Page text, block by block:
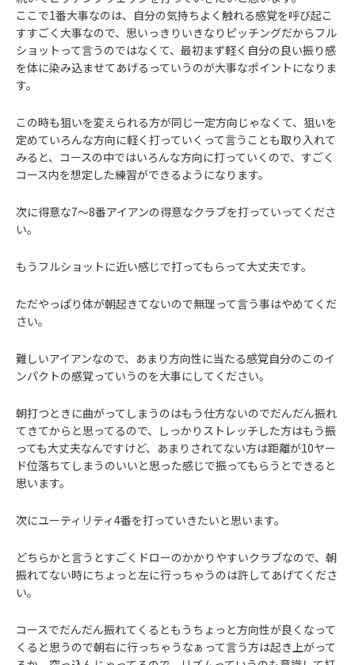
ここで1番大事なのは、自分の気持ちよく触れる感覚を呼び起こ
すすごく大事なので、思いっきりいきなりピッチングだからフル
ショットって言うのではなくて、最初まず軽く自分の良い振り感
を体に染み込ませてあげるっていうのが大事なポイントになりま
す。
この時も狙いを変えられる方が同じ一定方向じゃなくて、狙いを
定めていろんな方向に軽く打っていくって言うことも取り入れて
みると、コースの中ではいろんな方向に打っていくので、すごく
コース内を想定した練習ができるようになります。
次に得意な7～8番アイアンの得意なクラブを打っていってくださ
い。
もうフルショットに近い感じで打ってもらって大丈夫です。
ただやっぱり体が朝起きてないので無理って言う事はやめてくだ
さい。
難しいアイアンなので、あまり方向性に当たる感覚自分のこのイ
ンパクトの感覚っていうのを大事にしてください。
朝打つときに曲がってしまうのはもう仕方ないのでだんだん振れ
てきてからと思ってるので、しっかりストレッチした方はもう振
っても大丈夫なんですけど、あまりされてない方は距離が10ヤー
ド位落ちてしまうのいいと思った感じで振ってもらうとできると
思います。
次にユーティリティ4番を打っていきたいと思います。
どちらかと言うとすごくドローのかかりやすいクラブなので、朝
振れてない時にちょっと左に行っちゃうのは許してあげてくださ
い。
コースでだんだん振れてくるともうちょっと方向性が良くなって
くると思うので朝右に行っちゃうなぁって言う方は起き上がって